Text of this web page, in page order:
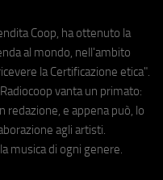
Coop, ha ottenuto la
al mondo, nell'ambito
la Certificazione etica".
vanta un primato:
redazione, e appena può, lo
agli artisti.
musica di ogni genere.